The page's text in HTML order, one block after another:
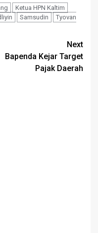
Ketua HPN Kaltim
Samsudin
Tyovan
Next
Bapenda Kejar Target
Pajak Daerah